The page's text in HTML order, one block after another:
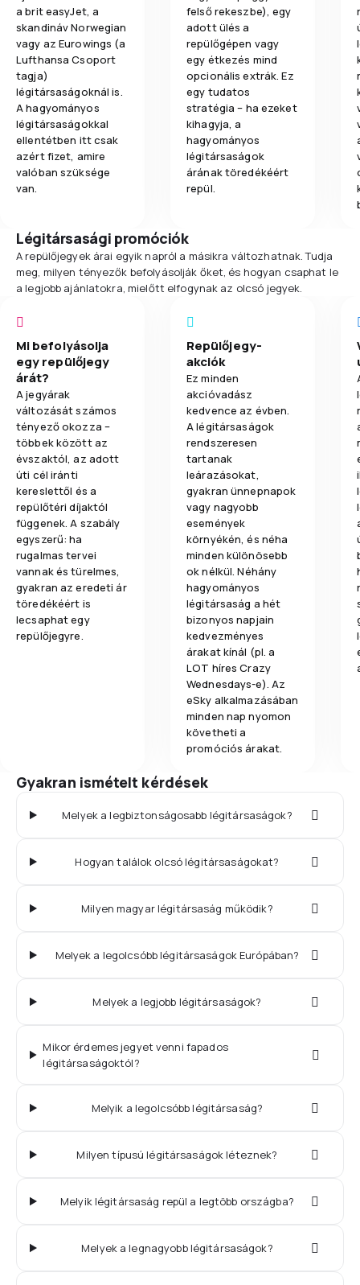
a brit easyJet, a
skandináv Norwegian
vagy az Eurowings (a
Lufthansa Csoport
tagja)
légitársaságoknál is.
A hagyományos
légitársaságokkal
ellentétben itt csak
azért fizet, amire
valóban szüksége
van.
felső rekeszbe), egy
adott ülés a
repülőgépen vagy
egy étkezés mind
opcionális extrák. Ez
egy tudatos
stratégia – ha ezeket
kihagyja, a
hagyományos
légitársaságok
árának töredékéért
repül.
Légitársasági promóciók
A repülőjegyek árai egyik napról a másikra változhatnak. Tudja
meg, milyen tényezők befolyásolják őket, és hogyan csaphat le
a legjobb ajánlatokra, mielőtt elfogynak az olcsó jegyek.
Mi befolyásolja
egy repülőjegy
árát?
A jegyárak
változását számos
tényező okozza –
többek között az
évszaktól, az adott
úti cél iránti
kereslettől és a
repülőtéri díjaktól
függenek. A szabály
egyszerű: ha
rugalmas tervei
vannak és türelmes,
gyakran az eredeti ár
töredékéért is
lecsaphat egy
repülőjegyre.
Repülőjegy-
akciók
Ez minden
akcióvadász
kedvence az évben.
A légitársaságok
rendszeresen
tartanak
leárazásokat,
gyakran ünnepnapok
vagy nagyobb
események
környékén, és néha
minden különösebb
ok nélkül. Néhány
hagyományos
légitársaság a hét
bizonyos napjain
kedvezményes
árakat kínál (pl. a
LOT híres Crazy
Wednesdays-e). Az
eSky alkalmazásában
minden nap nyomon
követheti a
promóciós árakat.
Gyakran ismételt kérdések
Melyek a legbiztonságosabb légitársaságok?
Hogyan találok olcsó légitársaságokat?
Milyen magyar légitársaság működik?
Melyek a legolcsóbb légitársaságok Európában?
Melyek a legjobb légitársaságok?
Mikor érdemes jegyet venni fapados
légitársaságoktól?
Melyik a legolcsóbb légitársaság?
Milyen típusú légitársaságok léteznek?
Melyik légitársaság repül a legtöbb országba?
Melyek a legnagyobb légitársaságok?